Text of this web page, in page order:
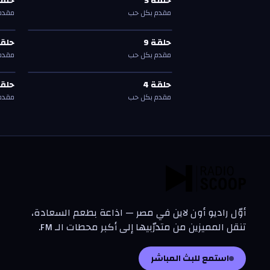
مقدم بكل حب
حلقة9
—مقدم بكل حب حلقة 9 حلقة9
مقدم بكل حب
حلقة4
—مقدم بكل حب حلقة 4 حلقة4
مقدم بكل حب
أوّل راديو أون لاين في مصر — اذاعة بطعم السعادة،
تنقل المميزين من متدرّبيها إلى أكبر محطات الـ FM.
استمع للبث المباشر